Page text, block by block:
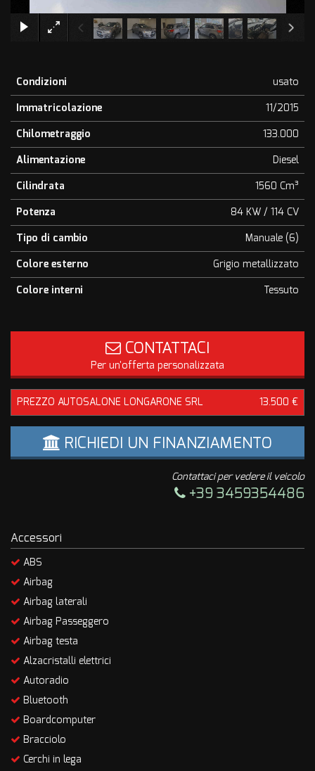
×
Condizioni
usato
Immatricolazione
11/2015
Chilometraggio
133.000
Alimentazione
Diesel
Cilindrata
1560 Cm³
Potenza
84 KW / 114 CV
Tipo di cambio
Manuale (6)
Colore esterno
Grigio metallizzato
Colore interni
Tessuto
CONTATTACI
Per un'offerta personalizzata
PREZZO AUTOSALONE LONGARONE SRL 13.500 €
RICHIEDI UN FINANZIAMENTO
Contattaci per vedere il veicolo
+39 3459354486
Accessori
ABS
Airbag
Airbag laterali
Airbag Passeggero
Airbag testa
Alzacristalli elettrici
Autoradio
Bluetooth
Boardcomputer
Bracciolo
Cerchi in lega